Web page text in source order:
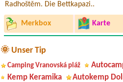
Radhoštěm. Die Bettkapazi..
Merkbox Karte
🌞 Unser Tip
Camping Vranovská pláž
Kemp Keramika
Autokemp